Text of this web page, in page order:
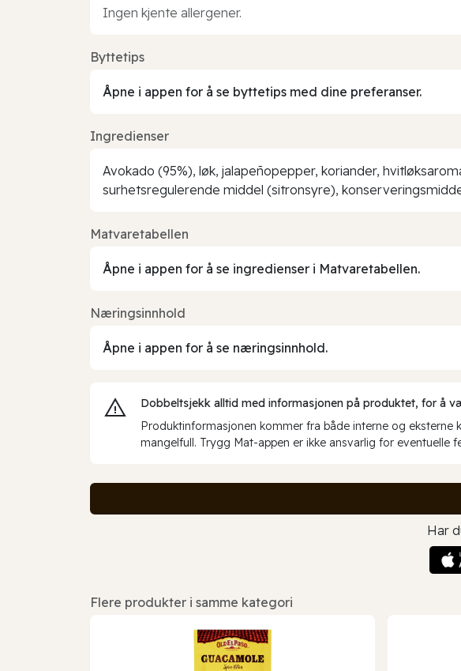
Ingen kjente allergener.
Byttetips
Åpne i appen for å se byttetips med dine preferanser.
Ingredienser
Avokado (95%), løk, jalapeñopepper, koriander,
surhetsregulerende middel (sitronsyre),
Matvaretabellen
Åpne i appen for å se ingredienser i Matvaretabellen.
Næringsinnhold
Åpne i appen for å se næringsinnhold.
Dobbeltsjekk alltid med informasjonen på produktet, for å
Produktinformasjonen kommer fra både interne og
mangelfull. Trygg Mat-appen er ikke ansvarlig for eventuelle
Har
Flere produkter i samme kategori